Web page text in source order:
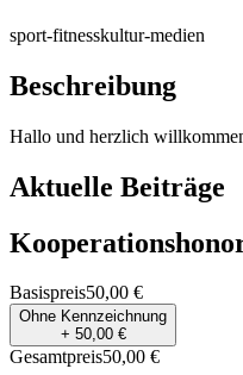
sport-fitnesskultur-medien
Beschreibung
Hallo und herzlich
Aktuelle Beiträge
Basispreis50,00 €
Ohne Kennzeichnung
+ 50,00 €
Gesamtpreis50,00 €